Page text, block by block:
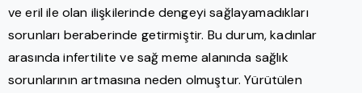
ve eril ile olan ilişkilerinde dengeyi sağlayamadıkları
sorunları beraberinde getirmiştir. Bu durum, kadınlar
arasında infertilite ve sağ meme alanında sağlık
sorunlarının artmasına neden olmuştur. Yürütülen